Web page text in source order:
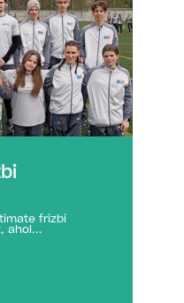
frizbi
ahol...